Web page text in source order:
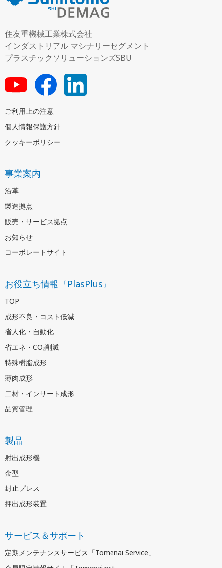
住友重機械工業株式会社
インダストリアル マシナリーセグメント
プラスチックソリューションズSBU
ご利用上の注意
個人情報保護方針
クッキーポリシー
事業案内
沿革
製造拠点
販売・サービス拠点
お知らせ
コーポレートサイト
お役立ち情報『PlasPlus』
TOP
成形不良・コスト低減
省人化・自動化
省エネ・CO₂削減
特殊樹脂成形
薄肉成形
二材・インサート成形
品質管理
製品
射出成形機
金型
封止プレス
押出成形装置
サービス＆サポート
定期メンテナンスサービス「Tomenai Service」